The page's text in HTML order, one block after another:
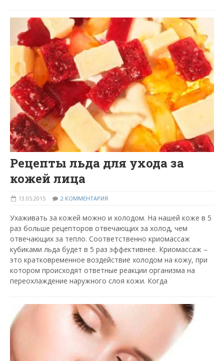
Рецепты льда для ухода за
кожей лица
13.05.2015 2 КОММЕНТАРИЯ
Ухаживать за кожей можно и холодом. На нашей коже в 5
раз больше рецепторов отвечающих за холод, чем
отвечающих за тепло. Соответственно криомассаж
кубиками льда будет в 5 раз эффективнее. Криомассаж –
это кратковременное воздействие холодом на кожу, при
котором происходят ответные реакции организма на
переохлаждение наружного слоя кожи. Когда